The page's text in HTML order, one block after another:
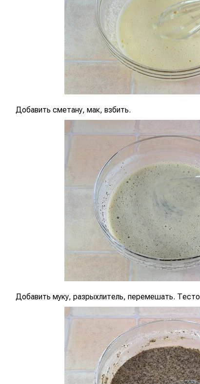
Добавить сметану, мак, взбить.
Добавить муку, разрыхлитель, перемешать.